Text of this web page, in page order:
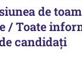
de
/ Toate
candidați